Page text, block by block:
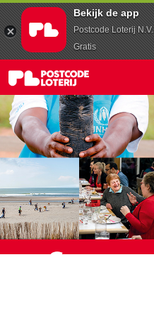
Bekijk de app
Postcode Loterij N.V.
Gratis